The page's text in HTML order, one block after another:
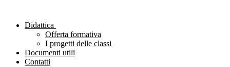
Didattica
Offerta formativa
I progetti delle classi
Documenti utili
Contatti